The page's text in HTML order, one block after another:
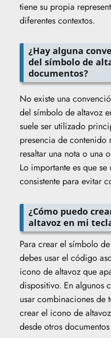
tiene su propia
diferentes contextos.
¿Hay alguna
del símbolo de
documentos?
No existe una
del símbolo de altavoz
suele ser utilizado
presencia de contenido
resaltar una nota o una
Lo importante es que
consistente para evitar
¿Cómo puedo
altavoz en mi
Para crear el símbolo
debes usar el código
icono de altavoz que
dispositivo. En algunos
usar combinaciones de
crear el icono de
desde otros